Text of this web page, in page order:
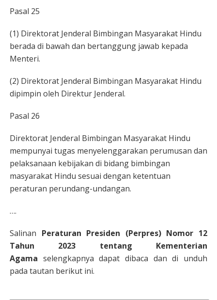
Pasal 25
(1) Direktorat Jenderal Bimbingan Masyarakat Hindu
berada di bawah dan bertanggung jawab kepada
Menteri.
(2) Direktorat Jenderal Bimbingan Masyarakat Hindu
dipimpin oleh Direktur Jenderal.
Pasal 26
Direktorat Jenderal Bimbingan Masyarakat Hindu
mempunyai tugas menyelenggarakan perumusan dan
pelaksanaan kebijakan di bidang bimbingan
masyarakat Hindu sesuai dengan ketentuan
peraturan perundang-undangan.
….
Salinan Peraturan Presiden (Perpres) Nomor 12
Tahun 2023 tentang Kementerian
Agama selengkapnya dapat dibaca dan di unduh
pada tautan berikut ini.